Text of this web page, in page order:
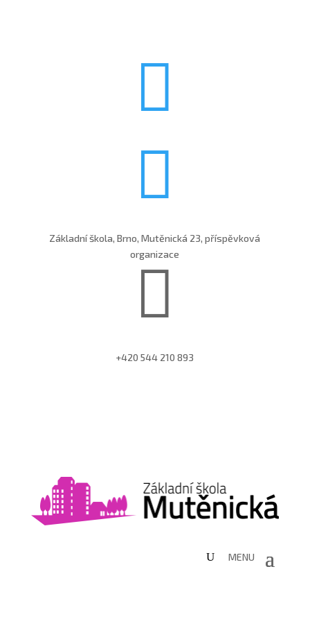


Základní škola, Brno, Mutěnická 23, příspěvková
organizace

+420 544 210 893